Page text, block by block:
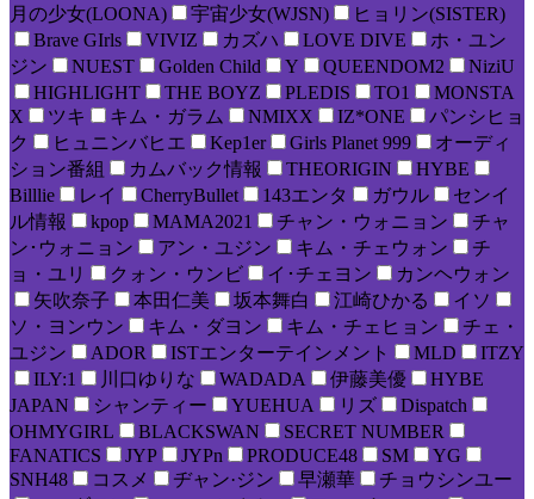
月の少女(LOONA)
宇宙少女(WJSN)
ヒョリン(SISTER)
Brave GIrls
VIVIZ カズハ LOVE DIVE
ホ・ユン
ジン
NUEST Golden Child Y QUEENDOM2
NiziU
HIGHLIGHT
THE BOYZ PLEDIS TO1
MONSTA
X
ツキ キム・ガラム NMIXX IZ*ONE
パンシヒョ
ク
ヒュニンバヒエ Kep1er Girls Planet 999
オーディ
ション番組
カムバック情報 THEORIGIN
HYBE
Billlie
レイ CherryBullet 143エンタ ガウル
センイ
ル情報
kpop MAMA2021 チャン・ウォニョン
チャ
ン･ウォニョン
アン・ユジン キム・チェウォン
チ
ョ・ユリ
クォン・ウンビ イ･チェヨン
カンヘウォン
矢吹奈子
本田仁美 坂本舞白 江崎ひかる
イソ
ソ・ヨンウン
キム・ダヨン キム・チェヒョン
チェ・
ユジン
ADOR ISTエンターテインメント MLD
ITZY
ILY:1
川口ゆりな WADADA 伊藤美優
HYBE
JAPAN
シャンティー YUEHUA リズ
Dispatch
OHMYGIRL
BLACKSWAN
SECRET NUMBER
FANATICS
JYP JYPn PRODUCE48 SM
YG
SNH48
コスメ ヂャン·ジン 早瀬華
チョウシンユー